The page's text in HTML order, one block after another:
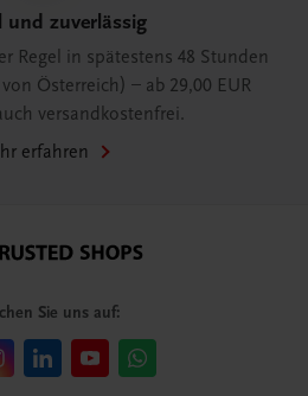
und zuverlässig
Regel in spätestens 48 Stunden
Österreich) – ab 29,00 EUR
versandkostenfrei.
erfahren
Sie uns auf: